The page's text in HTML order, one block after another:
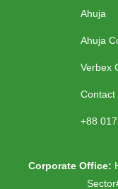
e
r
e
Ahuja
Ahuja
Verbex
Contact
+88
Corporate Office: